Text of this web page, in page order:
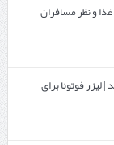
فوتونا برای